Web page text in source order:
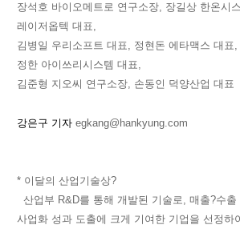
장석호 바이오메트로 연구소장, 장길상 한온시
레이저옵텍 대표,
김병일 우리소프트 대표, 정현돈 에타맥스 대표
정한 아이쓰리시스템 대표,
김준형 지오씨 연구소장, 손동인 덕양산업 대표
강은구 기자 egkang@hankyung.com
* 이달의 산업기술상?
산업부 R&D를 통해 개발된 기술로, 매출?수
사업화 성과 도출에 크게 기여한 기업을 선정하